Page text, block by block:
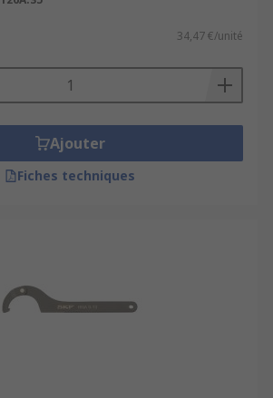
34,47 €/unité
Ajouter
Fiches techniques